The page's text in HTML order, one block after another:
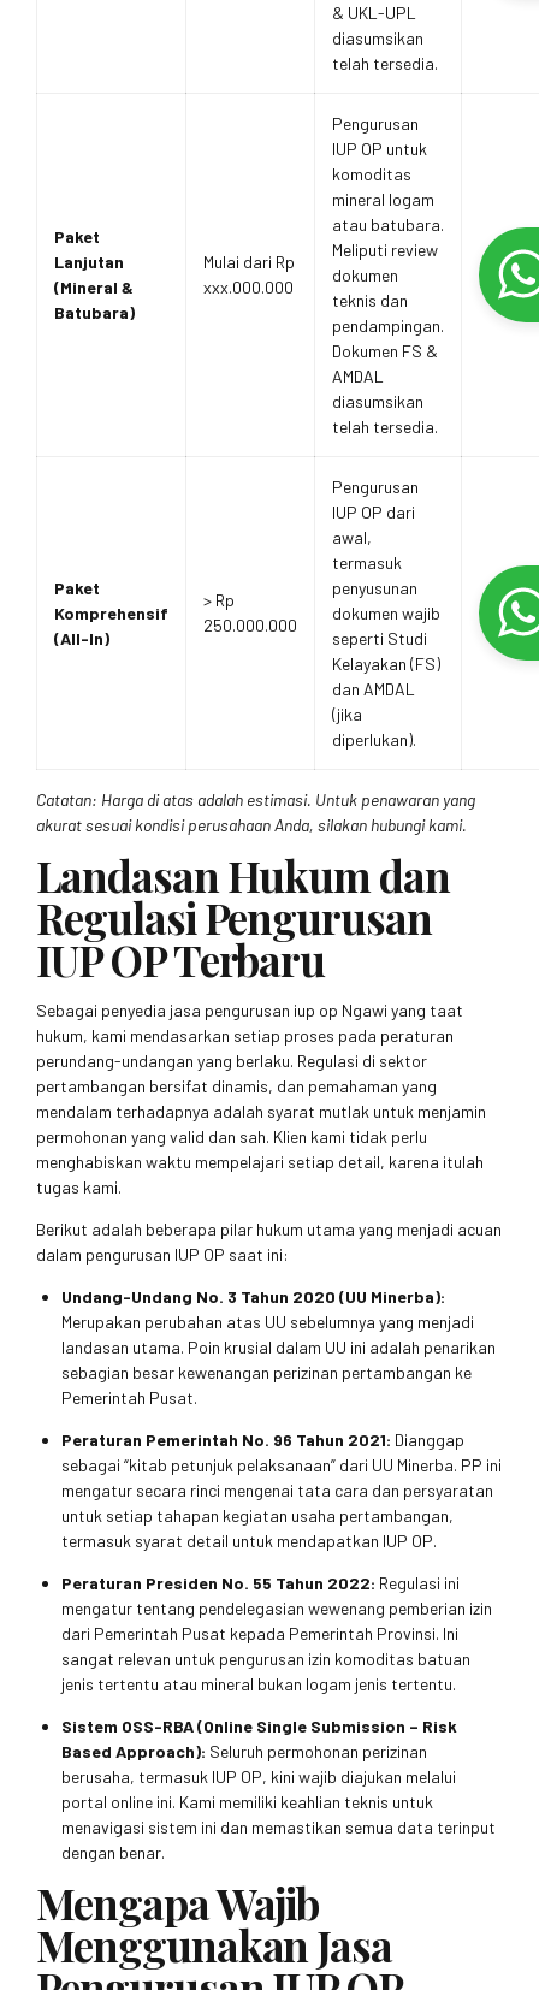
& UKL-UPL
diasumsikan
telah tersedia.
Paket
Lanjutan
(Mineral &
Batubara)
Mulai dari Rp
xxx.000.000
Pengurusan
IUP OP untuk
komoditas
mineral logam
atau batubara.
Meliputi review
dokumen
teknis dan
pendampingan.
Dokumen FS &
AMDAL
diasumsikan
telah tersedia.
Paket
Komprehensif
(All-In)
> Rp
250.000.000
Pengurusan
IUP OP dari
awal,
termasuk
penyusunan
dokumen wajib
seperti Studi
Kelayakan (FS)
dan AMDAL
(jika
diperlukan).
Catatan: Harga di atas adalah estimasi. Untuk penawaran yang
akurat sesuai kondisi perusahaan Anda, silakan hubungi kami.
Landasan Hukum dan
Regulasi Pengurusan
IUP OP Terbaru
Sebagai penyedia jasa pengurusan iup op Ngawi yang taat
hukum, kami mendasarkan setiap proses pada peraturan
perundang-undangan yang berlaku. Regulasi di sektor
pertambangan bersifat dinamis, dan pemahaman yang
mendalam terhadapnya adalah syarat mutlak untuk menjamin
permohonan yang valid dan sah. Klien kami tidak perlu
menghabiskan waktu mempelajari setiap detail, karena itulah
tugas kami.
Berikut adalah beberapa pilar hukum utama yang menjadi acuan
dalam pengurusan IUP OP saat ini:
Undang-Undang No. 3 Tahun 2020 (UU Minerba):
Merupakan perubahan atas UU sebelumnya yang menjadi
landasan utama. Poin krusial dalam UU ini adalah penarikan
sebagian besar kewenangan perizinan pertambangan ke
Pemerintah Pusat.
Peraturan Pemerintah No. 96 Tahun 2021: Dianggap
sebagai “kitab petunjuk pelaksanaan” dari UU Minerba. PP ini
mengatur secara rinci mengenai tata cara dan persyaratan
untuk setiap tahapan kegiatan usaha pertambangan,
termasuk syarat detail untuk mendapatkan IUP OP.
Peraturan Presiden No. 55 Tahun 2022: Regulasi ini
mengatur tentang pendelegasian wewenang pemberian izin
dari Pemerintah Pusat kepada Pemerintah Provinsi. Ini
sangat relevan untuk pengurusan izin komoditas batuan
jenis tertentu atau mineral bukan logam jenis tertentu.
Sistem OSS-RBA (Online Single Submission – Risk
Based Approach): Seluruh permohonan perizinan
berusaha, termasuk IUP OP, kini wajib diajukan melalui
portal online ini. Kami memiliki keahlian teknis untuk
menavigasi sistem ini dan memastikan semua data terinput
dengan benar.
Mengapa Wajib
Menggunakan Jasa